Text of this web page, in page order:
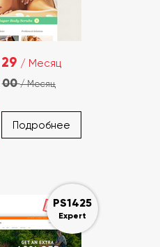
29 / Месяц
00/ Месяц
Подробнее
PS1425
Expert